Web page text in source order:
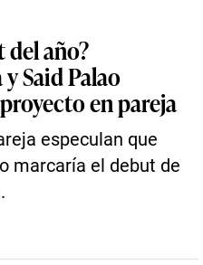
del año?
Said Palao
en pareja
especulan que
marcaría el debut de